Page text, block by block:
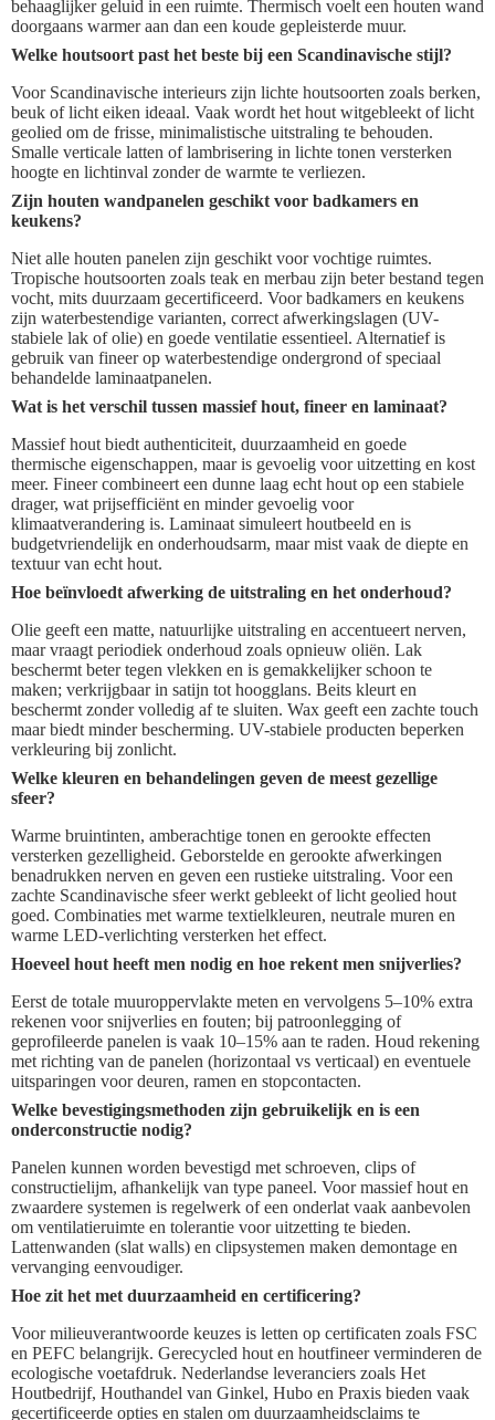
behaaglijker geluid in een ruimte. Thermisch voelt een houten wand
doorgaans warmer aan dan een koude gepleisterde muur.
Welke houtsoort past het beste bij een Scandinavische stijl?
Voor Scandinavische interieurs zijn lichte houtsoorten zoals berken,
beuk of licht eiken ideaal. Vaak wordt het hout witgebleekt of licht
geolied om de frisse, minimalistische uitstraling te behouden.
Smalle verticale latten of lambrisering in lichte tonen versterken
hoogte en lichtinval zonder de warmte te verliezen.
Zijn houten wandpanelen geschikt voor badkamers en
keukens?
Niet alle houten panelen zijn geschikt voor vochtige ruimtes.
Tropische houtsoorten zoals teak en merbau zijn beter bestand tegen
vocht, mits duurzaam gecertificeerd. Voor badkamers en keukens
zijn waterbestendige varianten, correct afwerkingslagen (UV-
stabiele lak of olie) en goede ventilatie essentieel. Alternatief is
gebruik van fineer op waterbestendige ondergrond of speciaal
behandelde laminaatpanelen.
Wat is het verschil tussen massief hout, fineer en laminaat?
Massief hout biedt authenticiteit, duurzaamheid en goede
thermische eigenschappen, maar is gevoelig voor uitzetting en kost
meer. Fineer combineert een dunne laag echt hout op een stabiele
drager, wat prijsefficiënt en minder gevoelig voor
klimaatverandering is. Laminaat simuleert houtbeeld en is
budgetvriendelijk en onderhoudsarm, maar mist vaak de diepte en
textuur van echt hout.
Hoe beïnvloedt afwerking de uitstraling en het onderhoud?
Olie geeft een matte, natuurlijke uitstraling en accentueert nerven,
maar vraagt periodiek onderhoud zoals opnieuw oliën. Lak
beschermt beter tegen vlekken en is gemakkelijker schoon te
maken; verkrijgbaar in satijn tot hoogglans. Beits kleurt en
beschermt zonder volledig af te sluiten. Wax geeft een zachte touch
maar biedt minder bescherming. UV-stabiele producten beperken
verkleuring bij zonlicht.
Welke kleuren en behandelingen geven de meest gezellige
sfeer?
Warme bruintinten, amberachtige tonen en gerookte effecten
versterken gezelligheid. Geborstelde en gerookte afwerkingen
benadrukken nerven en geven een rustieke uitstraling. Voor een
zachte Scandinavische sfeer werkt gebleekt of licht geolied hout
goed. Combinaties met warme textielkleuren, neutrale muren en
warme LED-verlichting versterken het effect.
Hoeveel hout heeft men nodig en hoe rekent men snijverlies?
Eerst de totale muuroppervlakte meten en vervolgens 5–10% extra
rekenen voor snijverlies en fouten; bij patroonlegging of
geprofileerde panelen is vaak 10–15% aan te raden. Houd rekening
met richting van de panelen (horizontaal vs verticaal) en eventuele
uitsparingen voor deuren, ramen en stopcontacten.
Welke bevestigingsmethoden zijn gebruikelijk en is een
onderconstructie nodig?
Panelen kunnen worden bevestigd met schroeven, clips of
constructielijm, afhankelijk van type paneel. Voor massief hout en
zwaardere systemen is regelwerk of een onderlat vaak aanbevolen
om ventilatieruimte en tolerantie voor uitzetting te bieden.
Lattenwanden (slat walls) en clipsystemen maken demontage en
vervanging eenvoudiger.
Hoe zit het met duurzaamheid en certificering?
Voor milieuverantwoorde keuzes is letten op certificaten zoals FSC
en PEFC belangrijk. Gerecycled hout en houtfineer verminderen de
ecologische voetafdruk. Nederlandse leveranciers zoals Het
Houtbedrijf, Houthandel van Ginkel, Hubo en Praxis bieden vaak
gecertificeerde opties en stalen om duurzaamheidsclaims te